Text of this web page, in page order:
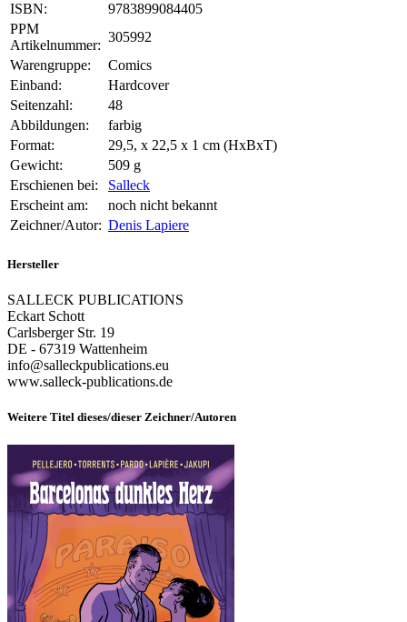
ISBN:
9783899084405
PPM
Artikelnummer:
305992
Warengruppe:
Comics
Einband:
Hardcover
Seitenzahl:
48
Abbildungen:
farbig
Format:
29,5, x 22,5 x 1 cm (HxBxT)
Gewicht:
509 g
Erschienen bei:
Salleck
Erscheint am:
noch nicht bekannt
Zeichner/Autor: Denis Lapiere
Hersteller
SALLECK PUBLICATIONS
Eckart Schott
Carlsberger Str. 19
DE - 67319 Wattenheim
info@salleckpublications.eu
www.salleck-publications.de
Weitere Titel dieses/dieser Zeichner/Autoren